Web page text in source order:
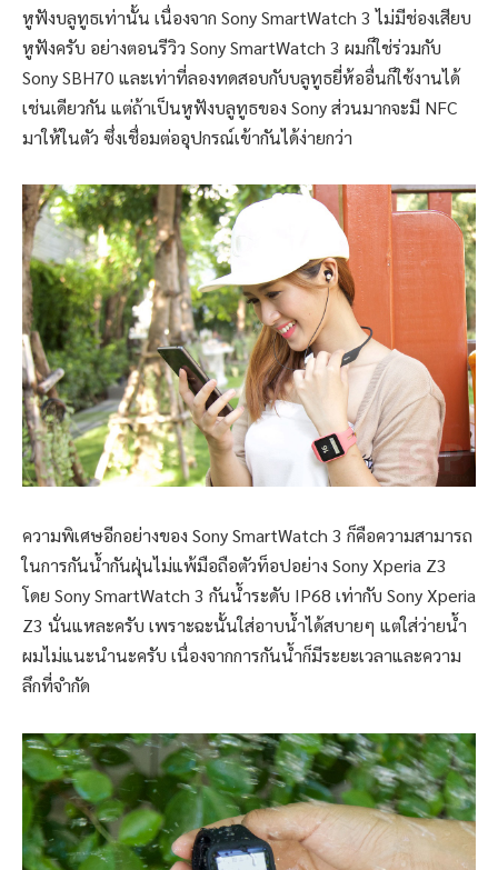
หูฟังบลูทูธเท่านั้น เนื่องจาก Sony SmartWatch 3 ไม่มีช่องเสียบ
หูฟังครับ อย่างตอนรีวิว Sony SmartWatch 3 ผมก็ใช่ร่วมกับ
Sony SBH70 และเท่าที่ลองทดสอบกับบลูทูธยี่ห้ออื่นก็ใช้งานได้
เช่นเดียวกัน แต่ถ้าเป็นหูฟังบลูทูธของ Sony ส่วนมากจะมี NFC
มาให้ในตัว ซึ่งเชื่อมต่ออุปกรณ์เข้ากันได้ง่ายกว่า
ความพิเศษอีกอย่างของ Sony SmartWatch 3 ก็คือความสามารถ
ในการกันน้ำกันฝุ่นไม่แพ้มือถือตัวท็อปอย่าง Sony Xperia Z3
โดย Sony SmartWatch 3 กันน้ำระดับ IP68 เท่ากับ Sony Xperia
Z3 นั่นแหละครับ เพราะฉะนั้นใส่อาบน้ำได้สบายๆ แต่ใส่ว่ายน้ำ
ผมไม่แนะนำนะครับ เนื่องจากการกันน้ำก็มีระยะเวลาและความ
ลึกที่จำกัด